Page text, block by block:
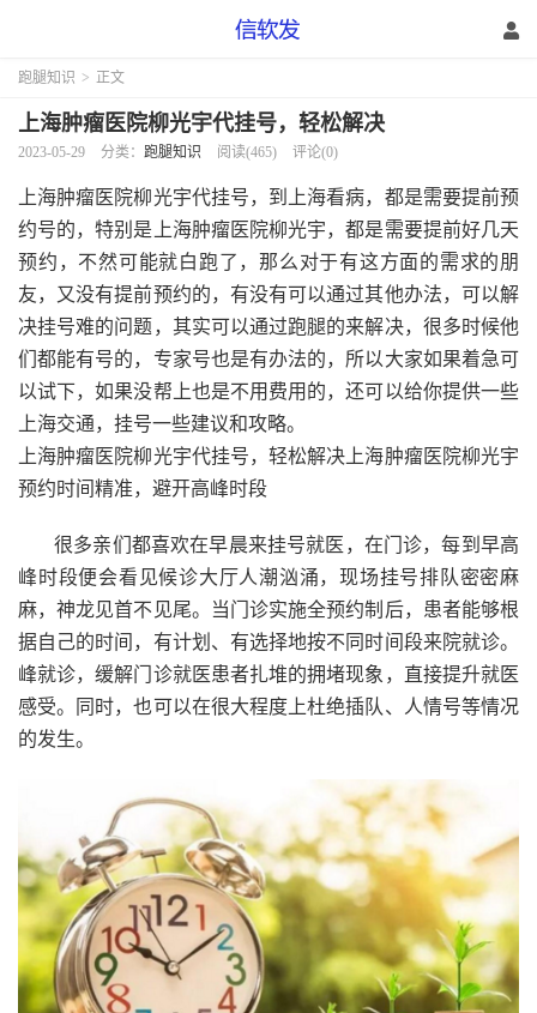
跑腿知识 > 正文
上海肿瘤医院柳光宇代挂号，轻松解决
2023-05-29 分类： 跑腿知识 阅读(465) 评论(0)
上海肿瘤医院柳光宇代挂号，到上海看病，都是需要提前预
约号的，特别是上海肿瘤医院柳光宇，都是需要提前好几天
预约，不然可能就白跑了，那么对于有这方面的需求的朋
友，又没有提前预约的，有没有可以通过其他办法，可以解
决挂号难的问题，其实可以通过跑腿的来解决，很多时候他
们都能有号的，专家号也是有办法的，所以大家如果着急可
以试下，如果没帮上也是不用费用的，还可以给你提供一些
上海交通，挂号一些建议和攻略。
上海肿瘤医院柳光宇代挂号，轻松解决上海肿瘤医院柳光宇
预约时间精准，避开高峰时段
很多亲们都喜欢在早晨来挂号就医，在门诊，每到早高
峰时段便会看见候诊大厅人潮汹涌，现场挂号排队密密麻
麻，神龙见首不见尾。当门诊实施全预约制后，患者能够根
据自己的时间，有计划、有选择地按不同时间段来院就诊。
峰就诊，缓解门诊就医患者扎堆的拥堵现象，直接提升就医
感受。同时，也可以在很大程度上杜绝插队、人情号等情况
的发生。